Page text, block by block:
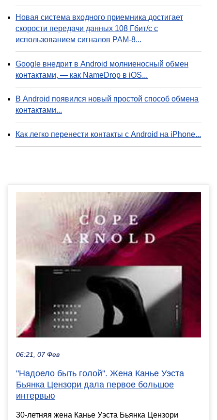
Новая система входного приемника достигает
скорости передачи данных 108 Гбит/с с
использованием сигналов PAM-8...
Google внедрит в Android молниеносный обмен
контактами, — как NameDrop в iOS...
В Android появился новый простой способ обмена
контактами...
Как легко перенести контакты с Android на iPhone...
06:21, 07 Фев
"Надоело быть голой". Жена Канье Уэста
Бьянка Цензори дала первое большое
интервью
30-летняя жена Канье Уэста Бьянка Цензори